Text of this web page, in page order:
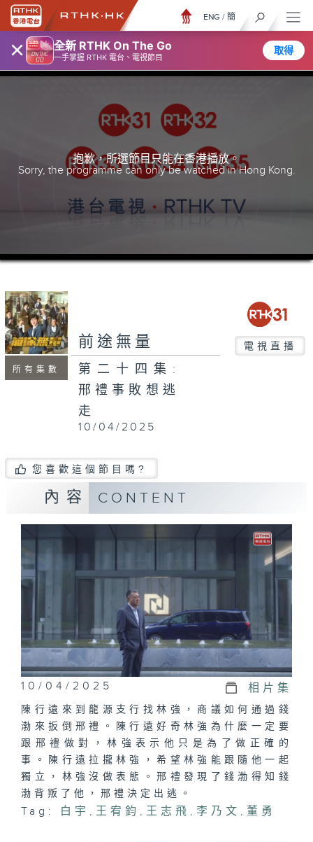
× 全新 RTHK On The Go
一手掌握 RTHK 電台、電視節目
取得
ENG / 簡
抱歉，所選節目只能在香港播放。
Sorry, the programme can only be watched in Hong Kong.
所有集數
前途無量 電視直播
第二十四集:
邢禮事敗想逃
走
10/04/2025
您喜歡這個節目嗎?
內容 CONTENT
10/04/2025 相片集
陳行遠來到龍源支行找林強，商議如何通過錢
渤來扳倒邢禮。陳行遠好奇林強為什麼一定要
跟邢禮做對，林強表示他只是為了做正確的
事。陳行遠拉攏林強，希望林強能跟隨他一起
獨立，林強沒做表態。邢禮發現了錢渤得知錢
渤背叛了他，邢禮決定出逃。
Tag: 白宇 , 王宥​​鈞 , 王志飛 , 李乃文 , 董勇